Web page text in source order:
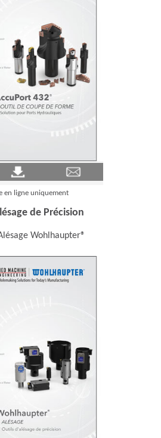
a new window)
en ligne uniquement
de Précision
Wohlhaupter®